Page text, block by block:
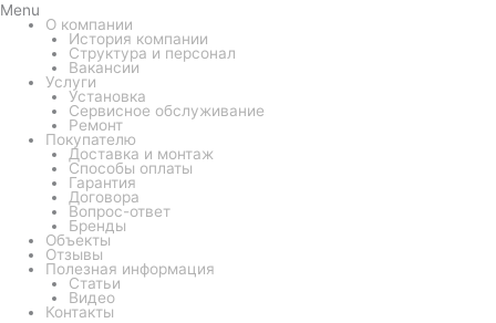
Menu
О компании
История компании
Структура и персонал
Вакансии
Услуги
Установка
Сервисное обслуживание
Ремонт
Покупателю
Доставка и монтаж
Способы оплаты
Гарантия
Договора
Вопрос-ответ
Бренды
Объекты
Отзывы
Полезная информация
Статьи
Видео
Контакты